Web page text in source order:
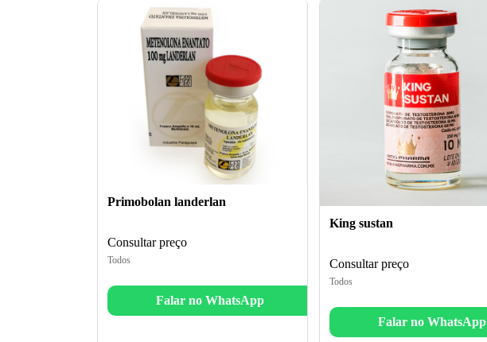
Primobolan landerlan
Consultar preço
Todos
Falar no WhatsApp
King sustan
Consultar preço
Todos
Falar no WhatsApp